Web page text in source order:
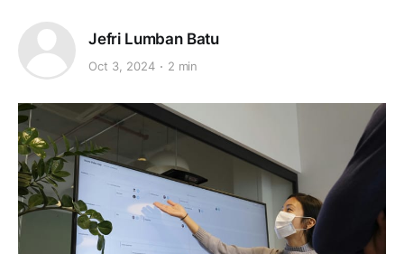
Jefri Lumban Batu
Oct 3, 2024 2 min